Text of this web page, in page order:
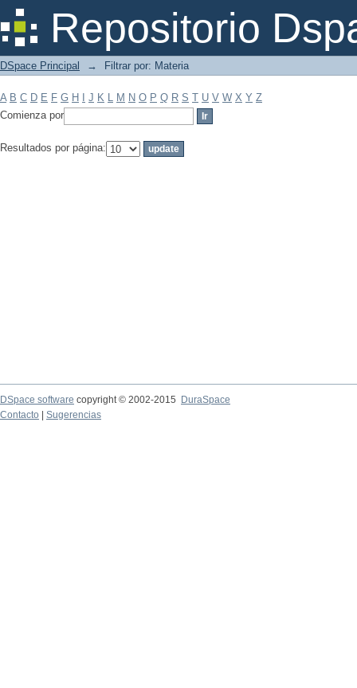
Repositorio
Filtrar por: Materia
DSpace Principal → Filtrar por: Materia
A B C D E F G H J K L M N O P Q R S T U V W X Y Z
Comienza por
Resultados por página:
DSpace software copyright © 2002-2015
DuraSpace
Contacto
Sugerencias